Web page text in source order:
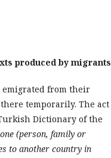
produced by migrants
emigrated from their
temporarily. The act
Dictionary of the
(person, family or
to another country in